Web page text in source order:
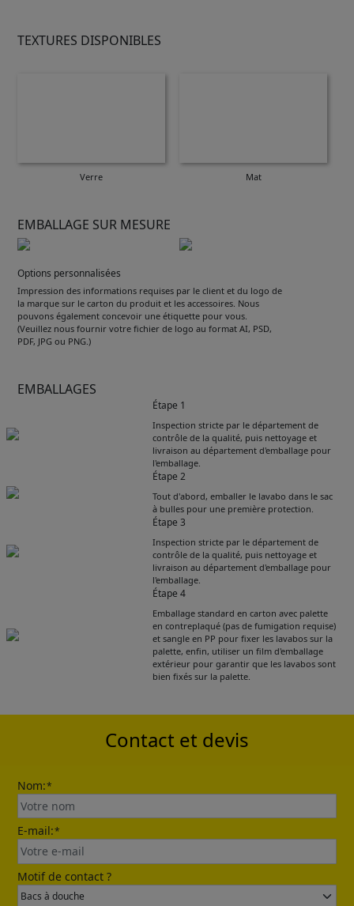
TEXTURES DISPONIBLES
Verre Mat
EMBALLAGE SUR MESURE
Options personnalisées
Impression des informations requises par le client et du logo de
la marque sur le carton du produit et les accessoires. Nous
pouvons également concevoir une étiquette pour vous.
(Veuillez nous fournir votre fichier de logo au format AI, PSD,
PDF, JPG ou PNG.)
EMBALLAGES
Étape 1
Inspection stricte par le département de
contrôle de la qualité, puis nettoyage et
livraison au département d'emballage pour
l'emballage.
Étape 2
Tout d'abord, emballer le lavabo dans le sac
à bulles pour une première protection.
Étape 3
Inspection stricte par le département de
contrôle de la qualité, puis nettoyage et
livraison au département d'emballage pour
l'emballage.
Étape 4
Emballage standard en carton avec palette
en contreplaqué (pas de fumigation requise)
et sangle en PP pour fixer les lavabos sur la
palette, enfin, utiliser un film d'emballage
extérieur pour garantir que les lavabos sont
bien fixés sur la palette.
Get Catalogue
Please leave your contact information,the
catalogue will be sent to your mailbox
Send
Contact et devis
Nom:*
E-mail:*
Motif de contact ?